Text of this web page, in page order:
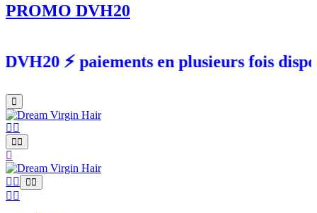
PROMO DVH20
⚡️ paiements en plusieurs fois